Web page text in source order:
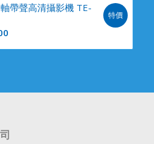
帶聲高清攝影機 TE-
特價